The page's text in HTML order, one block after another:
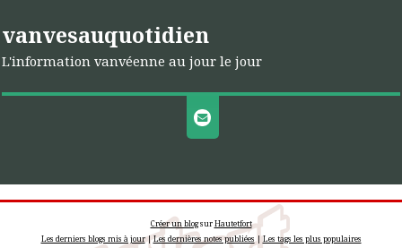
vanvesauquotidien
L'information vanvéenne au jour le jour
Créer un blogsurHautetfort
Les derniers blogs mis à jour|Les dernières notes publiées |Les tags les plus populaires